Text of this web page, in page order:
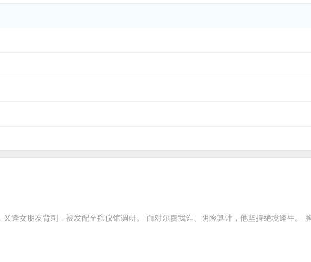
逢女朋友背刺，被发配至殡仪馆调研。 面对尔虞我诈、阴险算计，他坚持绝境逢生。